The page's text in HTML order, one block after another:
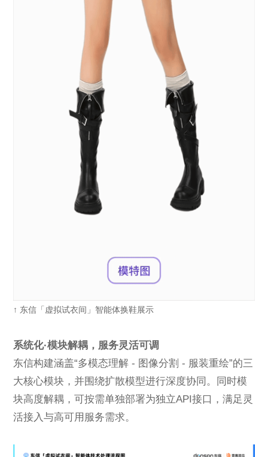
↑ 东信「虚拟试衣间」智能体换鞋展示
系统化·模块解耦，服务灵活可调
东信构建涵盖“多模态理解 - 图像分割 - 服装重绘”的三
大核心模块，并围绕扩散模型进行深度协同。同时模
块高度解耦，可按需单独部署为独立API接口，满足灵
活接入与高可用服务需求。